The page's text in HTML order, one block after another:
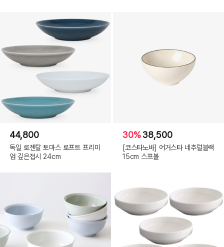
44,800
독일 로젠탈 토마스 로프트 프리미
엄 깊은접시 24cm
30%38,500
[코스타노바] 어거스타 네추럴블랙
15cm 스프볼